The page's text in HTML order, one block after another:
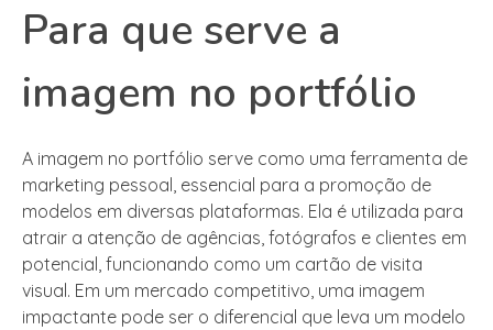
Para que serve a
imagem no portfólio
A imagem no portfólio serve como uma ferramenta de
marketing pessoal, essencial para a promoção de
modelos em diversas plataformas. Ela é utilizada para
atrair a atenção de agências, fotógrafos e clientes em
potencial, funcionando como um cartão de visita
visual. Em um mercado competitivo, uma imagem
impactante pode ser o diferencial que leva um modelo